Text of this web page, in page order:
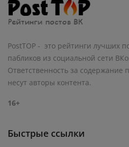
PostTOP - это рейтинги лучших
пабликов из социальной сети
Ответственность за содержание
несут авторы контента.
16+
Быстрые ссылки